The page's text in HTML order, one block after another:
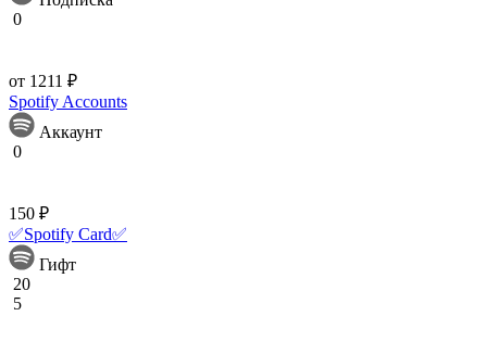
0
от 1211 ₽
Spotify Accounts
Аккаунт
0
150 ₽
✅Spotify Card✅
Гифт
20
5